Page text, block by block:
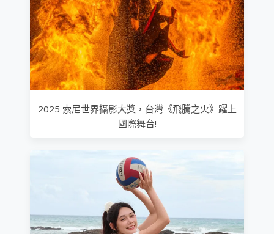
2025 索尼世界攝影大獎，台灣《飛騰之火》躍上
國際舞台!